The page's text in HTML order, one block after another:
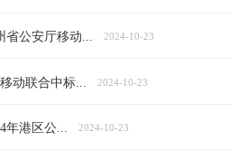
省公安厅移动... 2024-10-23
动联合中标... 2024-10-23
港区公... 2024-10-23